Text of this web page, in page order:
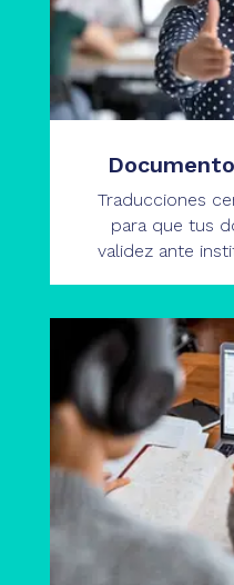
Traducciones
para que tus
validez ante